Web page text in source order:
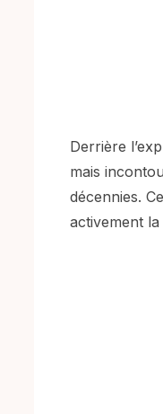
Derrière
mais
décennies.
activement